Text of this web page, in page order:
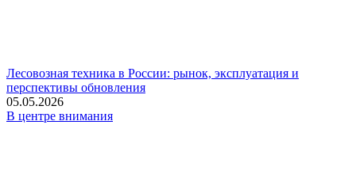
Лесовозная техника в России: рынок, эксплуатация и
перспективы обновления
05.05.2026
В центре внимания